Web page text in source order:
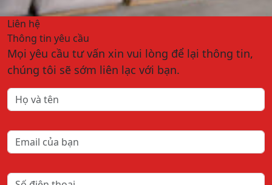
Liên hệ
Thông tin yêu cầu
Mọi yêu cầu tư vấn xin vui lòng để lại thông tin,
chúng tôi sẽ sớm liên lạc với bạn.